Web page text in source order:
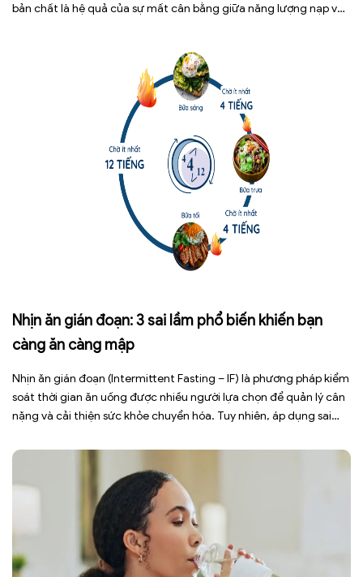
bản chất là hệ quả của sự mất cân bằng giữa năng lượng nạp vào
Nhịn ăn gián đoạn: 3 sai lầm phổ biến khiến bạn
càng ăn càng mập
Nhịn ăn gián đoạn (Intermittent Fasting – IF) là phương pháp kiểm
soát thời gian ăn uống được nhiều người lựa chọn để quản lý cân
nặng và cải thiện sức khỏe chuyển hóa. Tuy nhiên, áp dụng sai
sức, mất cơ […]